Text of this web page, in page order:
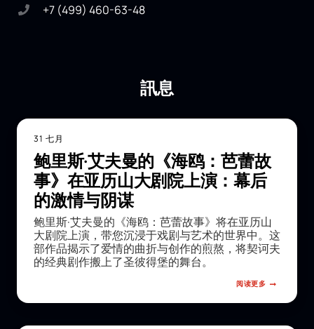
+7 (499) 460-63-48
訊息
31 七月
鲍里斯·艾夫曼的《海鸥：芭蕾故
事》在亚历山大剧院上演：幕后
的激情与阴谋
鲍里斯·艾夫曼的《海鸥：芭蕾故事》将在亚历山
大剧院上演，带您沉浸于戏剧与艺术的世界中。这
部作品揭示了爱情的曲折与创作的煎熬，将契诃夫
的经典剧作搬上了圣彼得堡的舞台。
阅读更多